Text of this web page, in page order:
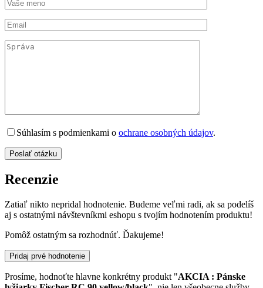
Súhlasím s podmienkami o ochrane osobných údajov.
Recenzie
Zatiaľ nikto nepridal hodnotenie. Budeme veľmi radi, ak sa podelíš
aj s ostatnými návštevníkmi eshopu s tvojím hodnotením produktu!
Pomôž ostatným sa rozhodnúť. Ďakujeme!
Pridaj prvé hodnotenie
Prosíme, hodnoťte hlavne konkrétny produkt "AKCIA : Pánske